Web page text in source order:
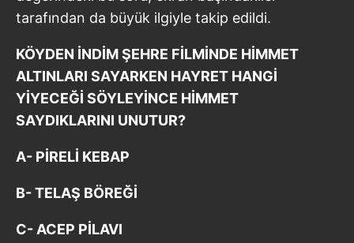
tarafından da büyük ilgiyle takip edildi.
KÖYDEN İNDİM ŞEHRE FİLMİNDE HİMMET
ALTINLARI SAYARKEN HAYRET HANGİ
YİYECEĞİ SÖYLEYİNCE HİMMET
SAYDIKLARINI UNUTUR?
A- PİRELİ KEBAP
B- TELAŞ BÖREĞİ
C- ACEP PİLAVI